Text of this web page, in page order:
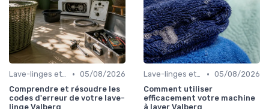
Lave-linges et Sèche-linges • 05/08/2026
Comprendre et résoudre les
codes d'erreur de votre lave-
linge Valberg
Lave-linges et Sèche-linges • 05/08/2026
Comment utiliser
efficacement votre machine
à laver Valberg